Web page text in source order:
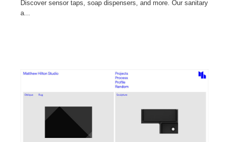
Discover sensor taps, soap dispensers, and more. Our sanitary
a...